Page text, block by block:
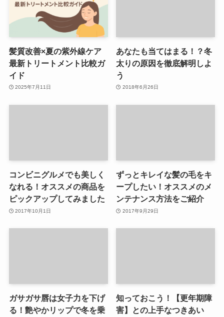
髪質改善×夏の紫外線ケア
最新トリートメント比較ガ
イド
2025年7月11日
あなたも当てはまる！？冬
太りの原因を徹底解明しよ
う
2018年6月26日
コンビニグルメでも美しく
なれる！オススメの商品を
ピックアップしてみました
2017年10月1日
ずっとキレイな髪の毛をキ
ープしたい！オススメのメ
ンテナンス方法をご紹介
2017年9月29日
ガサガサ唇は女子力を下げ
る！艶やかリップで冬を乗
知っておこう！【更年期障
害】との上手なつきあい